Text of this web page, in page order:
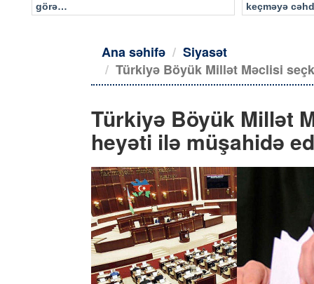
görə…
keçməyə
Ana səhifə
Siyasət
Türkiyə Böyük Millət Məclisi
Türkiyə Böyük Millət
heyəti ilə müşahidə